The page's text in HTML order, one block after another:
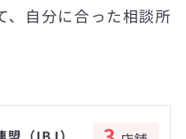
、自分に合った相談所